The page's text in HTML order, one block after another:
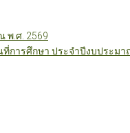
พ.ศ. 2569
การศึกษา ประจำปีงบประมา